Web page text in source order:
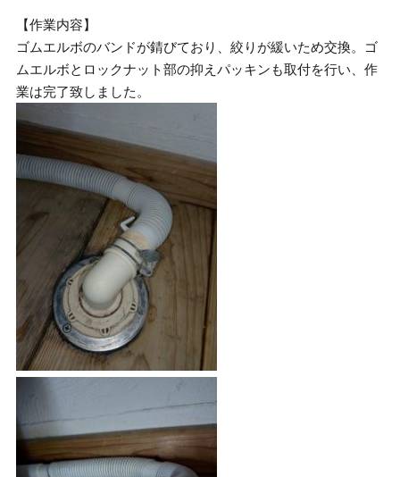
【作業内容】
ゴムエルボのバンドが錆びており、絞りが緩いため交換。ゴ
ムエルボとロックナット部の抑えパッキンも取付を行い、作
業は完了致しました。